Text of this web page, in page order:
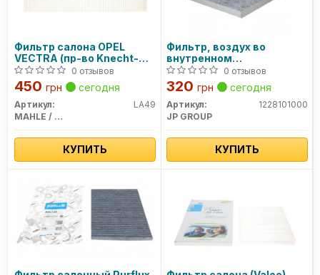
Фильтр салона OPEL
VECTRA (пр-во Knecht-
Mahle)
0 отзывов
450 грн сегодня
Артикул:
LA49
MAHLE / KNECHT
КУПИТЬ
Фильтр, воздух во
внутренном
пространстве0 отзывов
320 грн сегодня
Артикул:
1228101000
JP GROUP
КУПИТЬ